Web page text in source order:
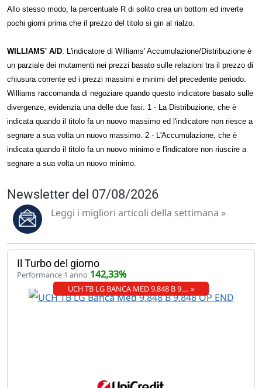
Allo stesso modo, la percentuale R di solito crea un bottom ed inverte
pochi giorni prima che il prezzo del titolo si giri al rialzo.
WILLIAMS' A/D: L'indicatore di Williams' Accumulazione/Distribuzione è
un parziale dei mutamenti nei prezzi basato sulle relazioni tra il prezzo di
chiusura corrente ed i prezzi massimi e minimi del precedente periodo.
Williams raccomanda di negoziare quando questo indicatore basato sulle
divergenze, evidenzia una delle due fasi: 1 - La Distribuzione, che è
indicata quando il titolo fa un nuovo massimo ed l'indicatore non riesce a
segnare a sua volta un nuovo massimo. 2 - L'Accumulazione, che è
indicata quando il titolo fa un nuovo minimo e l'indicatore non riuscire a
segnare a sua volta un nuovo minimo.
Newsletter del 07/08/2026
Leggi i migliori articoli della settimana »
Il Turbo del giorno
Performance 1 anno 142,33%
UCH TB LG BANCA MED 9.848 B 9.… »